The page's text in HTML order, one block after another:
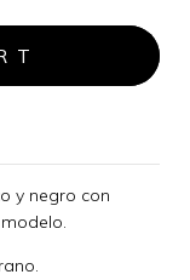
y negro con